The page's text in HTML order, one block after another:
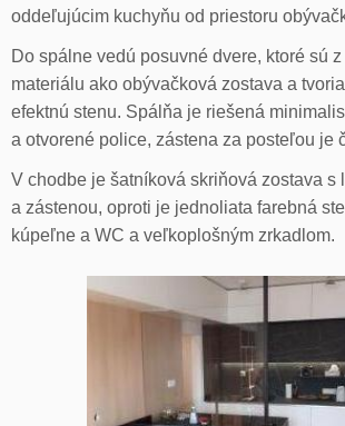
oddeľujúcim kuchyňu od priestoru
Do spálne vedú posuvné dvere, ktoré sú
materiálu ako obývačková zostava a
efektnú stenu. Spálňa je riešená
a otvorené police, zástena za posteľou je
V chodbe je šatníková skriňová zostava s
a zástenou, oproti je jednoliata farebná
kúpeľne a WC a veľkoplošným zrkadlom.